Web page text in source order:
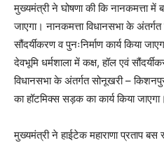
मुख्यमंत्री ने घोषणा की कि नानकमत्ता में
जाएगा। नानकमत्ता विधानसभा के अंतर्गत
सौंदर्यीकरण व पुनःनिर्माण कार्य किया
देवभूमि धर्मशाला में कक्ष, हॉल एवं
विधानसभा के अंतर्गत सोनूखरी –
का हॉटमिक्स सड़क का कार्य किया जाएगा।
मुख्यमंत्री ने हाईटेक महाराणा प्रताप